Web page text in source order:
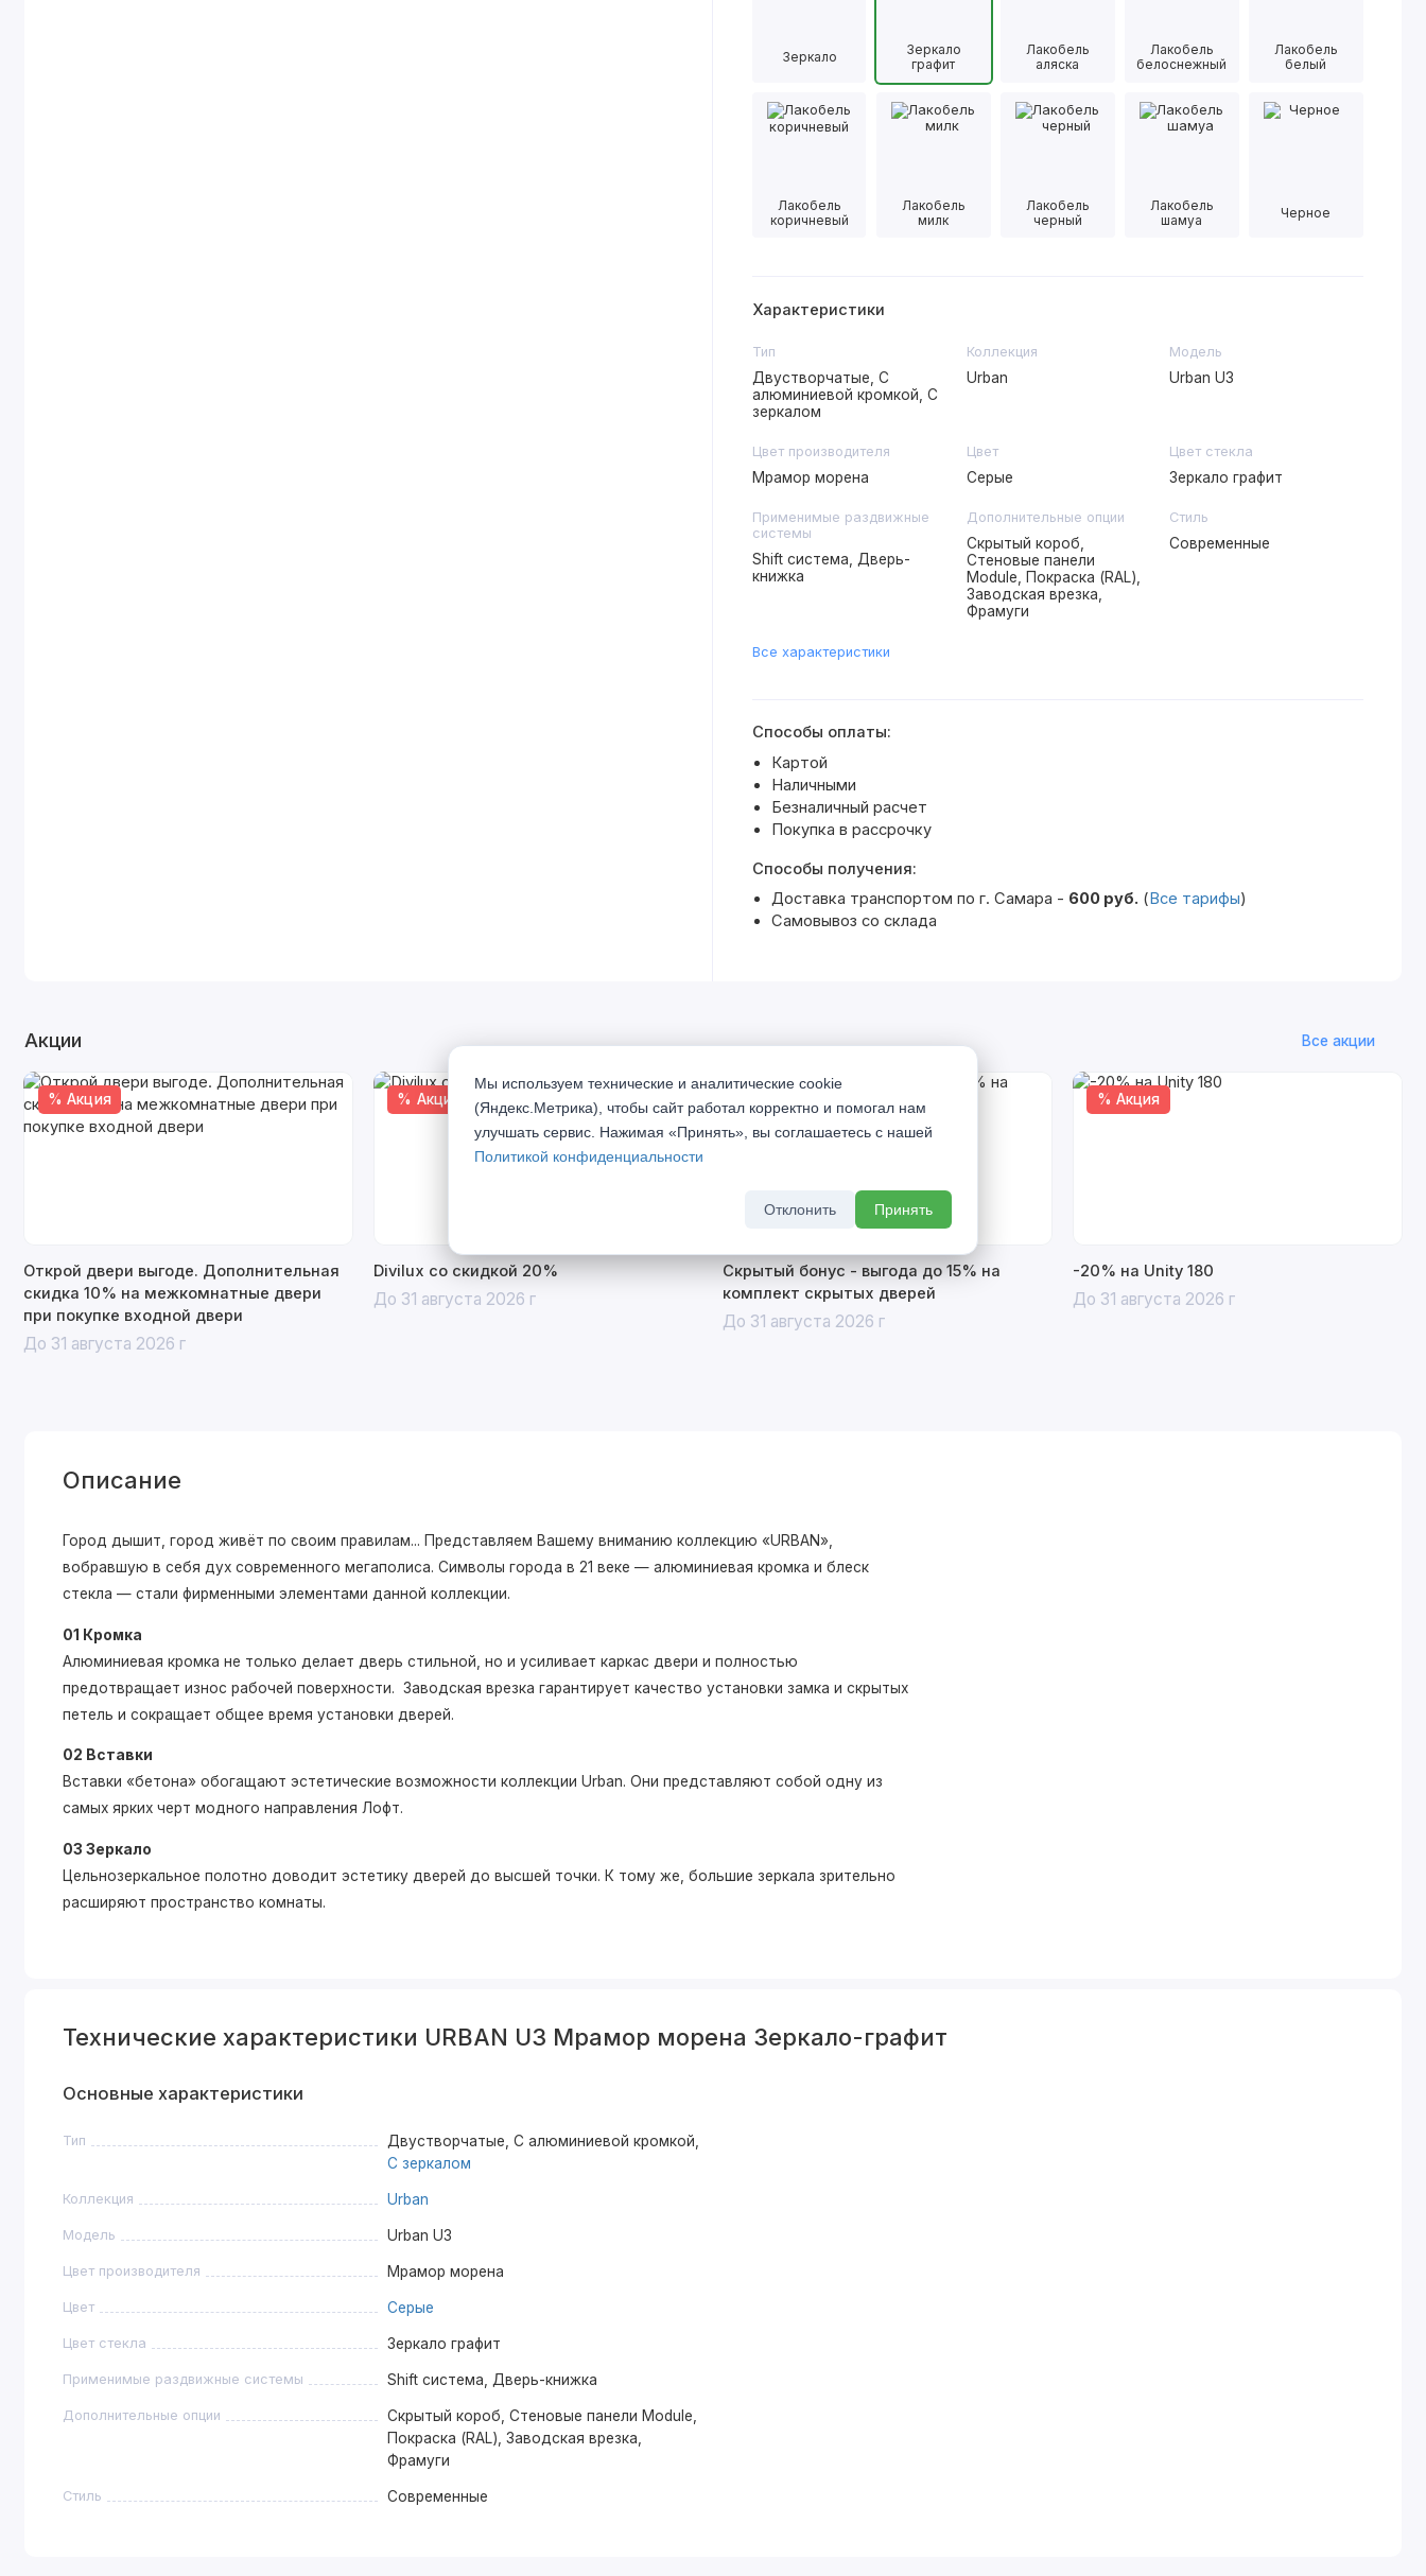
Зеркало
Зеркало
графит
Лакобель
аляска
Лакобель
белоснежный
Лакобель
белый
Лакобель
коричневый
Лакобель
милк
Лакобель
черный
Лакобель
шамуа
Черное
Характеристики
Тип
Двустворчатые, С
алюминиевой кромкой, С
зеркалом
Коллекция
Urban
Модель
Urban U3
Цвет производителя
Мрамор морена
Цвет
Серые
Цвет стекла
Зеркало графит
Применимые раздвижные
системы
Shift система, Дверь-
книжка
Дополнительные опции
Скрытый короб,
Стеновые панели
Module, Покраска (RAL),
Заводская врезка,
Фрамуги
Стиль
Современные
Все характеристики
Способы оплаты:
Картой
Наличными
Безналичный расчет
Покупка в рассрочку
Способы получения:
Доставка транспортом по г. Самара - 600 руб. (Все тарифы)
Самовывоз со склада
Акции Все акции
% Акция
Открой двери выгоде. Дополнительная
скидка 10% на межкомнатные двери
при покупке входной двери
До 31 августа 2026 г
% Акция
Divilux со скидкой 20%
До 31 августа 2026 г
Скрытый бонус - выгода до 15% на
комплект скрытых дверей
До 31 августа 2026 г
% Акция
-20% на Unity 180
До 31 августа 2026 г
Описание
Город дышит, город живёт по своим правилам... Представляем Вашему вниманию коллекцию «URBAN»,
вобравшую в себя дух современного мегаполиса. Символы города в 21 веке — алюминиевая кромка и блеск
стекла — стали фирменными элементами данной коллекции.
01 Кромка
Алюминиевая кромка не только делает дверь стильной, но и усиливает каркас двери и полностью
предотвращает износ рабочей поверхности. Заводская врезка гарантирует качество установки замка и скрытых
петель и сокращает общее время установки дверей.
02 Вставки
Вставки «бетона» обогащают эстетические возможности коллекции Urban. Они представляют собой одну из
самых ярких черт модного направления Лофт.
03 Зеркало
Цельнозеркальное полотно доводит эстетику дверей до высшей точки. К тому же, большие зеркала зрительно
расширяют пространство комнаты.
Технические характеристики URBAN U3 Мрамор морена Зеркало-графит
Основные характеристики
Тип
Двустворчатые, С алюминиевой кромкой,
С зеркалом
Коллекция Urban
Модель Urban U3
Цвет производителя Мрамор морена
Цвет Серые
Цвет стекла Зеркало графит
Применимые раздвижные системы Shift система, Дверь-книжка
Дополнительные опции
Скрытый короб, Стеновые панели Module,
Покраска (RAL), Заводская врезка,
Фрамуги
Стиль Современные
Мы используем технические и аналитические cookie
(Яндекс.Метрика), чтобы сайт работал корректно и помогал нам
улучшать сервис. Нажимая «Принять», вы соглашаетесь с нашей
Политикой конфиденциальности
Отклонить Принять